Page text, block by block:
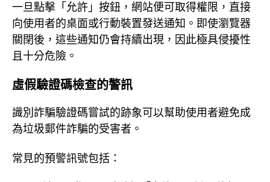
一旦點擊「允許」按鈕，網站便可取得權限，直接
向使用者的桌面或行動裝置發送通知。即使瀏覽器
關閉後，這些通知仍會持續出現，因此極具侵擾性
且十分危險。
虛假驗證碼檢查的警訊
識別詐騙驗證碼嘗試的跡象可以幫助使用者避免成
為垃圾郵件詐騙的受害者。
常見的預警訊號包括：